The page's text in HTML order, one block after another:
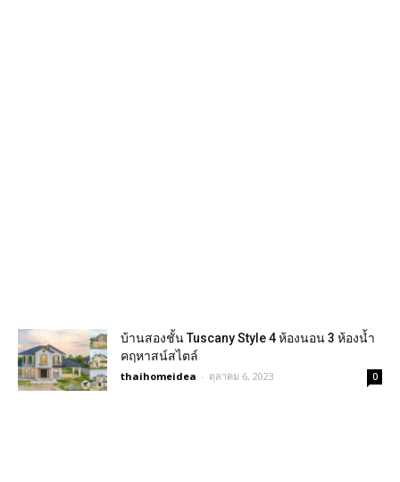
บ้านสองชั้น Tuscany Style 4 ห้องนอน 3 ห้องน้ำ
คฤหาสน์สไตล์
thaihomeidea - ตุลาคม 6, 2023 0